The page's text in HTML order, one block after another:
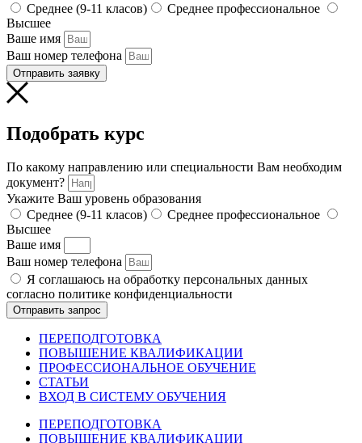
Среднее (9-11 класов)
Среднее профессиональное
Высшее
Ваше имя
Ваш номер телефона
Отправить заявку
Подобрать курс
По какому направлению или специальности Вам необходим
документ?
Укажите Ваш уровень образования
Среднее (9-11 класов)
Среднее профессиональное
Высшее
Ваше имя
Ваш номер телефона
Я соглашаюсь на обработку персональных данных
согласно политике конфиденциальности
Отправить запрос
ПЕРЕПОДГОТОВКА
ПОВЫШЕНИЕ КВАЛИФИКАЦИИ
ПРОФЕССИОНАЛЬНОЕ ОБУЧЕНИЕ
СТАТЬИ
ВХОД В СИСТЕМУ ОБУЧЕНИЯ
ПЕРЕПОДГОТОВКА
ПОВЫШЕНИЕ КВАЛИФИКАЦИИ